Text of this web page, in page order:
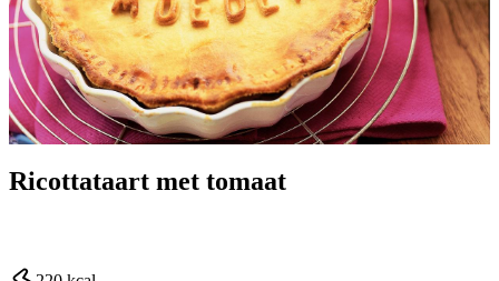
Ricottataart met tomaat